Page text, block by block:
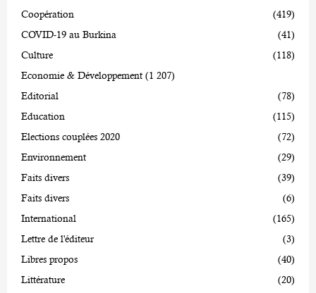
Coopération
(419)
COVID-19 au Burkina
(41)
Culture
(118)
Economie & Développement (1 207)
Editorial
(78)
Education
(115)
Elections couplées 2020
(72)
Environnement
(29)
Faits divers
(39)
Faits divers
(6)
International
(165)
Lettre de l'éditeur
(3)
Libres propos
(40)
Littérature
(20)